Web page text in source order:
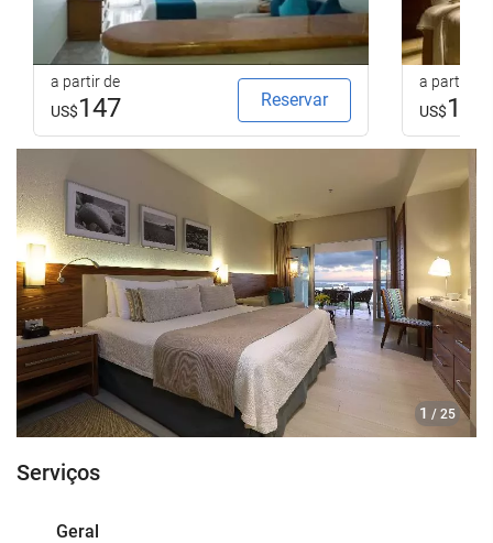
a partir de
US$147 Reservar
a partir de
US$124
1 / 25
Serviços
Geral